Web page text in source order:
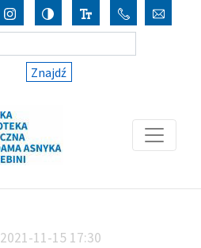
Znajdź
2021-11-15 17:30